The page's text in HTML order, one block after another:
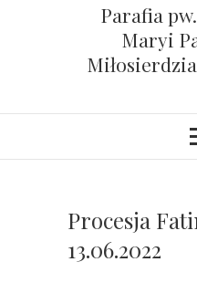
Parafia
Maryi
Procesja
13.06.2022